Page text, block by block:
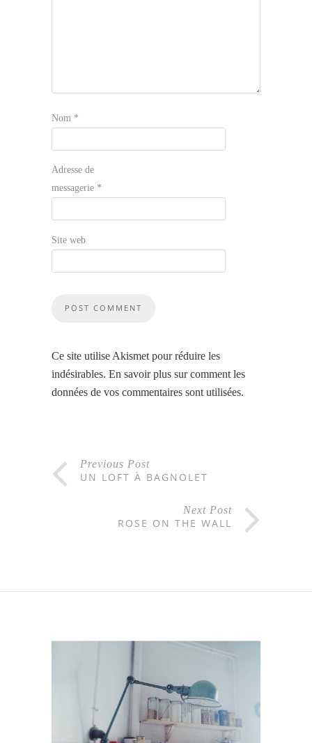
Nom *
Adresse de
messagerie *
Site web
Ce site utilise Akismet pour réduire les
indésirables. En savoir plus sur comment les
données de vos commentaires sont utilisées.
Previous Post
UN LOFT À BAGNOLET
Next Post
ROSE ON THE WALL